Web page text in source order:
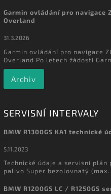
Garmin ovládání pro navigace
Overland
31.3.2026
Garmin ovládání pro navigace
Overland Po letech žádostí
Archiv
SERVISNÍ INTERVALY
BMW R1300GS KA1 technické
5.11.2023
Technické údaje a servisní plán
palivo Super bezolovnatý (max.
BMW R1200GS LC / R1250GS